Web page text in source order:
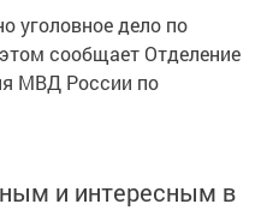
уголовное дело по
сообщает Отделение
МВД России по
и интересным в